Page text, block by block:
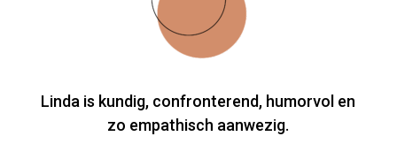
Linda is kundig, confronterend, humorvol en
zo empathisch aanwezig.